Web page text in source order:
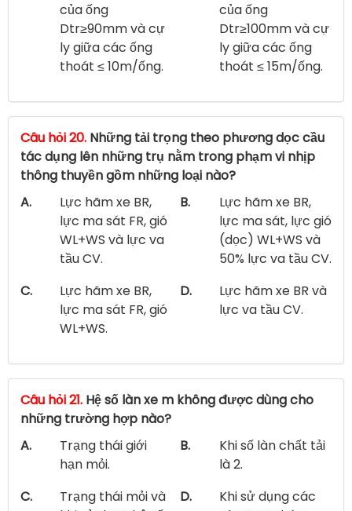
của ống
Dtr≥90mm và cự
ly giữa các ống
thoát ≤ 10m/ống.
của ống
Dtr≥100mm và cự
ly giữa các ống
thoát ≤ 15m/ống.
Câu hỏi 20. Những tải trọng theo phương dọc cầu
tác dụng lên những trụ nằm trong phạm vi nhịp
thông thuyền gồm những loại nào?
A.
Lực hãm xe BR,
lực ma sát FR, gió
WL+WS và lực va
tầu CV.
B.
Lực hãm xe BR,
lực ma sát, lực gió
(dọc) WL+WS và
50% lực va tầu CV.
C.
Lực hãm xe BR,
lực ma sát FR, gió
WL+WS.
D.
Lực hãm xe BR và
lực va tầu CV.
Câu hỏi 21. Hệ số làn xe m không được dùng cho
những trường hợp nào?
A.
Trạng thái giới
hạn mỏi.
B.
Khi số làn chất tải
là 2.
C.
Trạng thái mỏi và
D.
Khi sử dụng các